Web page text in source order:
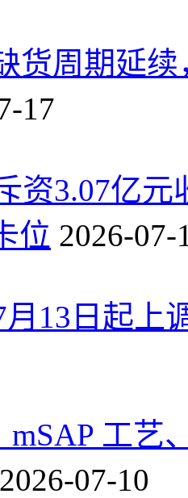
货周期延
17
资3.07亿
位 2026-07-
13日起上
mSAP 工艺
2026-07-10